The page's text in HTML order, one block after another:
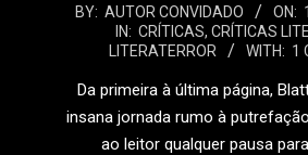
2026-
BY: AUTOR CONVIDADO ON:
IN: CRÍTICAS, CRÍTICAS
LITERATERROR
WITH: 1
Da primeira à última página,
insana jornada rumo à
ao leitor qualquer pausa